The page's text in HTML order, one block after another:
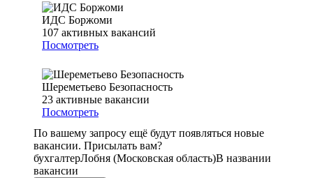
ИДС Боржоми
107 активных вакансий
Посмотреть
Шереметьево Безопасность
23 активные вакансии
Посмотреть
По вашему запросу ещё будут появляться новые
вакансии. Присылать вам?
бухгалтерЛобня (Московская область)В названии
вакансии